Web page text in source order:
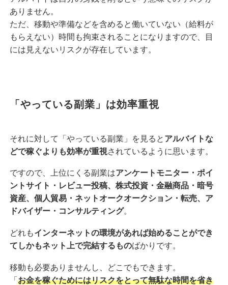
ありません。
ただ、移動や準備などを含めると働いていない（給料が
もらえない）時間も拘束されることになりますので、目
には見えないリスクが存在しています。
「やっている副業」は効率重視
それに対して「やっている副業」を見ると アルバイトな
どで稼ぐよりも効率が重視されているように思います。
ですので、上位にくる副業はアンケートモニター・ポイ
ントサイト・レビュー投稿、株式投資・金融商品・暗号
資産、個人貿易・ネットオークオークション・転売、ア
ドバイザー・コンサルティング。
どれもインターネットの環境があれば始めることができ
てしかもネット上で完結するものばかりです。
移動も必要ありませんし、どこでもできます。
「 お金を稼ぐためにはリスクをとって無駄な時間を省き